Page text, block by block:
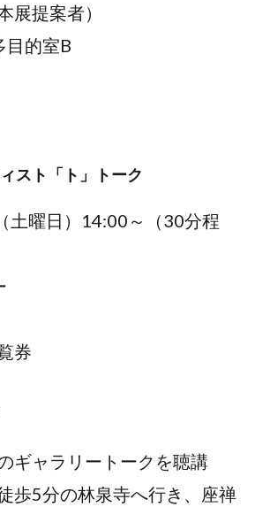
展提案者）
目的室B
スト「ト」トーク
土曜日）14:00～（30分程
券
ギャラリートークを聴講
歩5分の林泉寺へ行き、座禅